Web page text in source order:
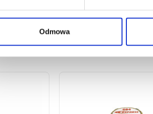
Odmowa